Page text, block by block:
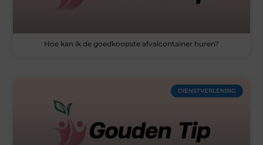
Hoe kan ik de goedkoopste afvalcontainer huren?
DIENSTVERLENING